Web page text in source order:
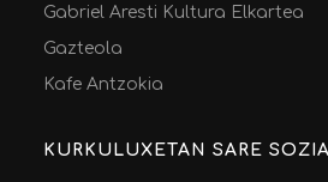
Gabriel Aresti Kultura Elkartea
Gazteola
Kafe Antzokia
KURKULUXETAN SARE